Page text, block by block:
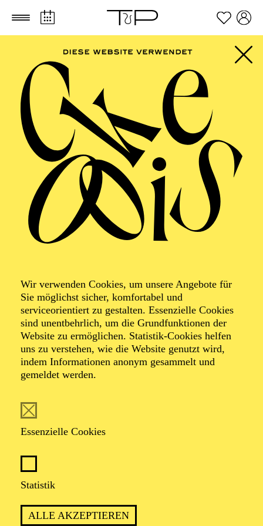
Zum Hauptinhalt springen Zum Footer springen
Wir verwenden Cookies, um unsere Angebote für
Sie möglichst sicher, komfortabel und
serviceorientiert zu gestalten. Essenzielle Cookies
sind unentbehrlich, um die Grundfunktionen der
Website zu ermöglichen. Statistik-Cookies helfen
uns zu verstehen, wie die Website genutzt wird,
indem Informationen anonym gesammelt und
gemeldet werden.
Essenzielle Cookies
Statistik
ALLE AKZEPTIEREN
Foto: Benne Ochs
Anderzhanov
Baurzhan Anderzhanov wurde in Kasachstan geboren